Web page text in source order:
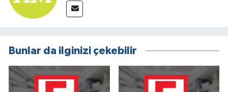
Bunlar da ilginizi çekebilir